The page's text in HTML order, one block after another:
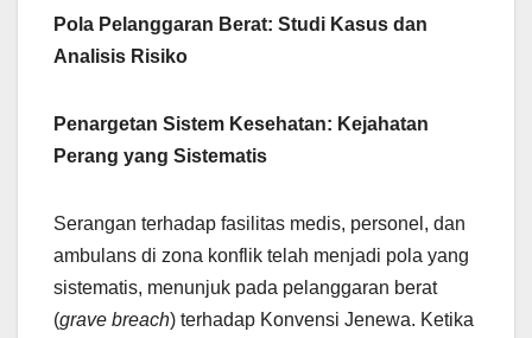
Pola Pelanggaran Berat: Studi Kasus dan
Analisis Risiko
Penargetan Sistem Kesehatan: Kejahatan
Perang yang Sistematis
Serangan terhadap fasilitas medis, personel, dan
ambulans di zona konflik telah menjadi pola yang
sistematis, menunjuk pada pelanggaran berat
(grave breach) terhadap Konvensi Jenewa. Ketika